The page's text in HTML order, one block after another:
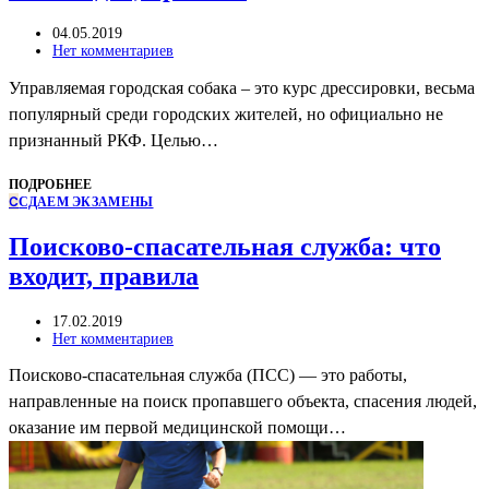
04.05.2019
Нет комментариев
Управляемая городская собака – это курс дрессировки, весьма
популярный среди городских жителей, но официально не
признанный РКФ. Целью…
ПОДРОБНЕЕ
ССДАЕМ ЭКЗАМЕНЫ
Поисково-спасательная служба: что
входит, правила
17.02.2019
Нет комментариев
Поисково-спасательная служба (ПСС) — это работы,
направленные на поиск пропавшего объекта, спасения людей,
оказание им первой медицинской помощи…